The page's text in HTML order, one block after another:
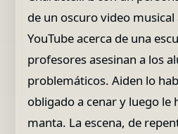
de un oscuro video
YouTube acerca de una
profesores asesinan a los
problemáticos. Aiden lo
obligado a cenar y luego le
manta. La escena, de